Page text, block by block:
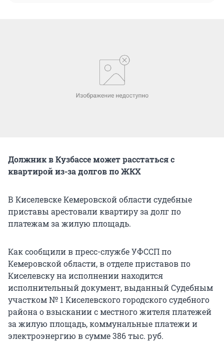
Должник в Кузбассе может расстаться с
квартирой из-за долгов по ЖКХ
В Киселевске Кемеровской области судебные
приставы арестовали квартиру за долг по
платежам за жилую площадь.
Как сообщили в пресс-службе УФССП по
Кемеровской области, в отделе приставов по
Киселевску на исполнении находится
исполнительный документ, выданный Судебным
участком № 1 Киселевского городского судебного
района о взыскании с местного жителя платежей
за жилую площадь, коммунальные платежи и
электроэнергию в сумме 386 тыс. руб.